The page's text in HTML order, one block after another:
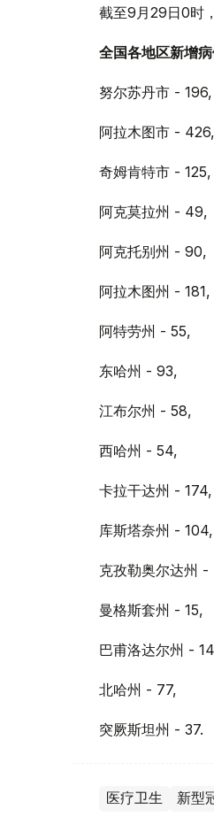
截至9月29日0时
全国各地区新增
努尔苏丹市 - 196,
阿拉木图市 - 426,
奇姆肯特市 - 125,
阿克莫拉州 - 49,
阿克托别州 - 90,
阿拉木图州 - 181,
阿特劳州 - 55,
东哈州 - 93,
江布尔州 - 58,
西哈州 - 54,
卡拉干达州 - 174,
库斯塔奈州 - 104,
克孜勒奥尔达州 -
曼格斯套州 - 15,
巴甫洛达尔州 -
北哈州 - 77,
突厥斯坦州 - 37.
医疗卫生 新型